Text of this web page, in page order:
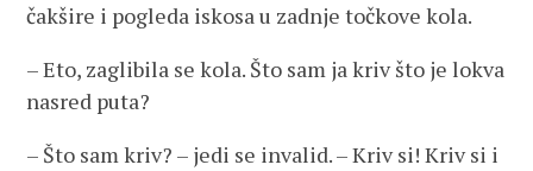
čakšire i pogleda iskosa u zadnje točkove kola.
– Eto, zaglibila se kola. Što sam ja kriv što je lokva
nasred puta?
– Što sam kriv? – jedi se invalid. – Kriv si! Kriv si i